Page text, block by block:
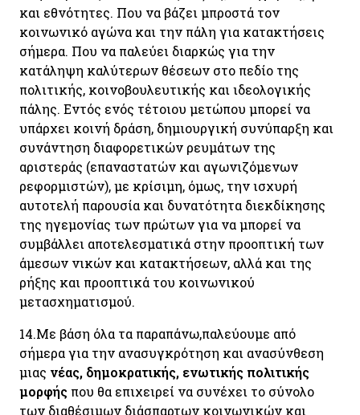
και εθνότητες. Που να βάζει μπροστά τον
κοινωνικό αγώνα και την πάλη για κατακτήσεις
σήμερα. Που να παλεύει διαρκώς για την
κατάληψη καλύτερων θέσεων στο πεδίο της
πολιτικής, κοινοβουλευτικής και ιδεολογικής
πάλης. Εντός ενός τέτοιου μετώπου μπορεί να
υπάρχει κοινή δράση, δημιουργική συνύπαρξη και
συνάντηση διαφορετικών ρευμάτων της
αριστεράς (επαναστατών και αγωνιζόμενων
ρεφορμιστών), με κρίσιμη, όμως, την ισχυρή
αυτοτελή παρουσία και δυνατότητα διεκδίκησης
της ηγεμονίας των πρώτων για να μπορεί να
συμβάλλει αποτελεσματικά στην προοπτική των
άμεσων νικών και κατακτήσεων, αλλά και της
ρήξης και προοπτικά του κοινωνικού
μετασχηματισμού.
14.Με βάση όλα τα παραπάνω,παλεύουμε από
σήμερα για την ανασυγκρότηση και ανασύνθεση
μιας νέας, δημοκρατικής, ενωτικής πολιτικής
μορφής που θα επιχειρεί να συνέχει το σύνολο
των διαθέσιμων διάσπαρτων κοινωνικών και